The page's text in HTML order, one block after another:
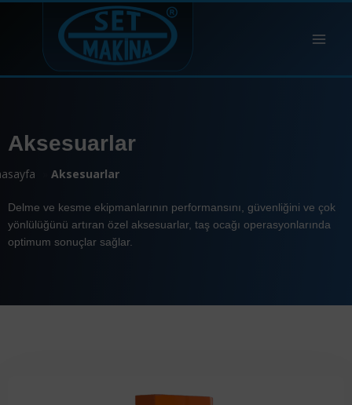
Aksesuarlar
Aksesuarlar
Delme ve kesme ekipmanlarının performansını, güvenliğini ve çok
yönlülüğünü artıran özel aksesuarlar, taş ocağı operasyonlarında
optimum sonuçlar sağlar.